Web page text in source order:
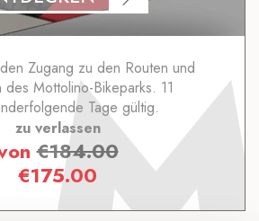
Zugang zu den Routen und
des Mottolino-Bikeparks. 11
Tage gültig.
zu verlassen
€184.00
€175.00